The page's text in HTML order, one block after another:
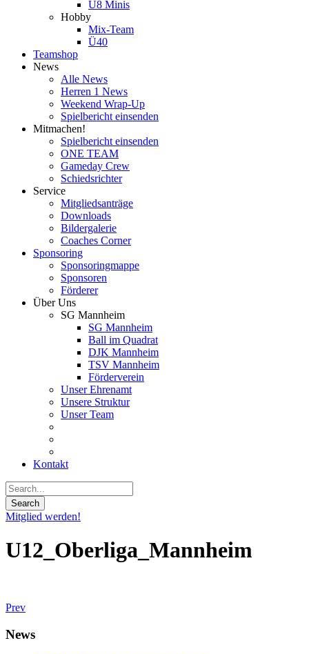
U8 Minis
Hobby
Mix-Team
Ü40
Teamshop
News
Alle News
Herren 1 News
Weekend Wrap-Up
Spielbericht einsenden
Mitmachen!
Spielbericht einsenden
ONE TEAM
Gameday Crew
Schiedsrichter
Service
Mitgliedsanträge
Downloads
Bildergalerie
Coaches Corner
Sponsoring
Sponsoringmappe
Sponsoren
Förderer
Über Uns
SG Mannheim
SG Mannheim
Ball im Quadrat
DJK Mannheim
TSV Mannheim
Förderverein
Unser Ehrenamt
Unsere Struktur
Unser Team
Kontakt
Mitglied werden!
U12_Oberliga_Mannheim
Prev
News